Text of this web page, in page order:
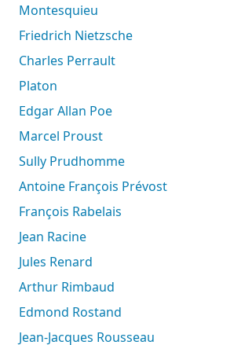
Montesquieu
Friedrich Nietzsche
Charles Perrault
Platon
Edgar Allan Poe
Marcel Proust
Sully Prudhomme
Antoine François Prévost
François Rabelais
Jean Racine
Jules Renard
Arthur Rimbaud
Edmond Rostand
Jean-Jacques Rousseau